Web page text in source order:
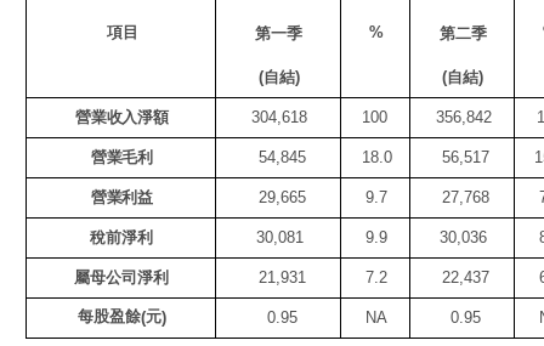
項 目 第一季
(自結)
% 第二季
(自結)
營業收入淨額 304,618 100 356,842
營業毛利 54,845 18.0 56,517
營業利益 29,665 9.7 27,768
稅前淨利 30,081 9.9 30,036
屬母公司淨利 21,931 7.2 22,437
每股盈餘(元) 0.95 NA 0.95